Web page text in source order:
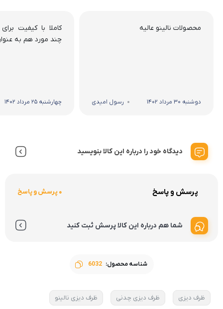
محصولات نالینو عالیه
دوشنبه 30 مرداد 1402 رسول امیدی
کاملا با کیفیت
چند مورد هم به
چهارشنبه 25 مرداد 1402
دیدگاه خود را درباره این کالا بنویسید
پرسش و پاسخ 0 پرسش و پاسخ
شما هم درباره این کالا پرسش ثبت کنید
شناسه محصول: 6032
ظرف دیزی ظرف دیزی چدنی ظرف دیزی نالینو